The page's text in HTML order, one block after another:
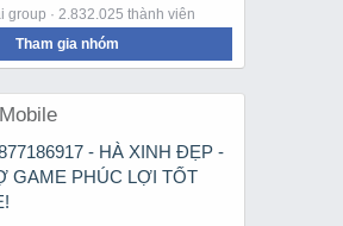
group · 2.832.025 thành viên
Tham gia nhóm
- HÀ XINH ĐẸP -
GAME PHÚC LỢI TỐT